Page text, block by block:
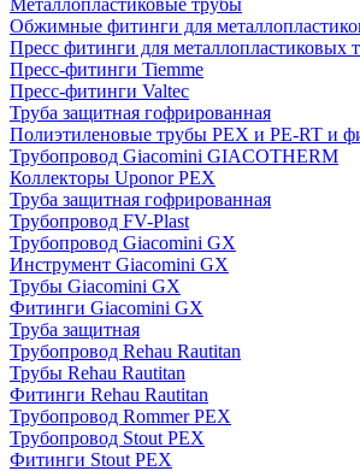
Обжимные фитинги для
Пресс фитинги для металлопластиковых
Пресс-фитинги Tiemme
Пресс-фитинги Valtec
Труба защитная гофрированная
Полиэтиленовые трубы PEX и PE-RT и
Трубопровод Giacomini GIACOTHERM
Коллекторы Uponor PEX
Труба защитная гофрированная
Трубопровод FV-Plast
Трубопровод Giacomini GX
Инструмент Giacomini GX
Трубы Giacomini GX
Фитинги Giacomini GX
Труба защитная
Трубопровод Rehau Rautitan
Трубы Rehau Rautitan
Фитинги Rehau Rautitan
Трубопровод Rommer PEX
Трубопровод Stout PEX
Фитинги Stout PEX